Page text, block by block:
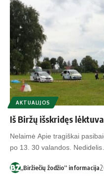
AKTUALIJOS
Iš Biržų išskridęs
Nelaimė Apie tragiškai
po 13. 30 valandos.
„Biržiečių žodžio“ informacija